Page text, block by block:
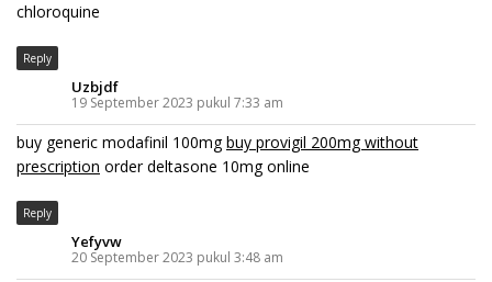
chloroquine
Reply
Uzbjdf
19 September 2023 pukul 7:33 am
buy generic modafinil 100mgbuy provigil 200mg without
prescription order deltasone 10mg online
Reply
Yefyvw
20 September 2023 pukul 3:48 am